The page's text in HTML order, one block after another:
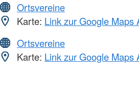
Ortsvereine
Karte: Link zur Google Maps
Ortsvereine
Karte: Link zur Google Maps